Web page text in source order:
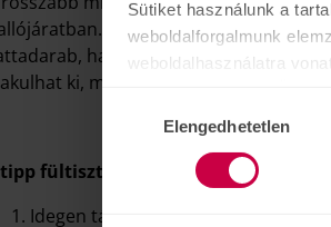
Sütiket használunk a
weboldalforgalmunk
weboldalhasználatra
kiválasztásaElengedhetetlen
Amennyiben nem veszi
ha nem fordul fül-orr-
ki, mely akár tályogot is okozhat!
fültisztításhoz:
Idegen tárgyakkal ne nyúljon a